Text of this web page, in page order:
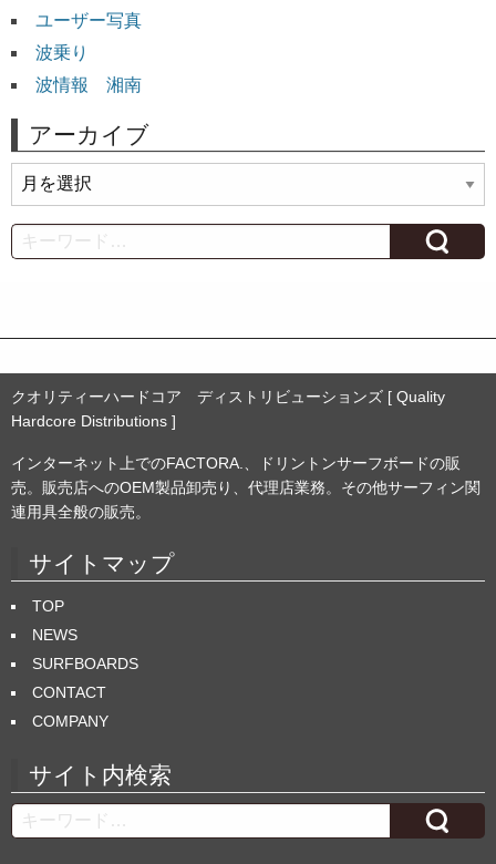
ユーザー写真
波乗り
波情報 湘南
アーカイブ
ー
カ
イ
Search
クオリティーハードコア ディストリビューションズ [ Quality
Hardcore Distributions ]
インターネット上でのFACTORA.、ドリントンサーフボードの販
売。販売店へのOEM製品卸売り、代理店業務。その他サーフィン関
連用具全般の販売。
サイトマップ
TOP
NEWS
SURFBOARDS
CONTACT
COMPANY
サイト内検索
Search